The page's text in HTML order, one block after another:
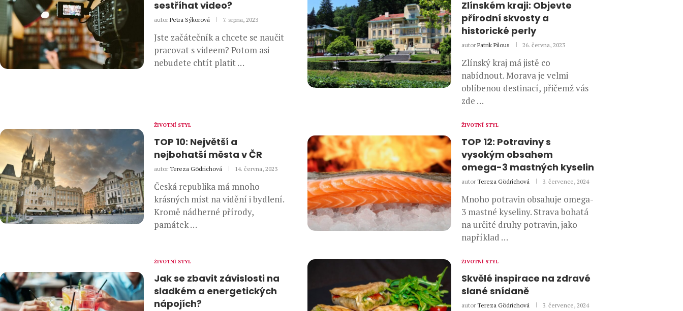
sestříhat video?
autor Petra Sýkorová 7. srpna, 2023
Jste začátečník a chcete se naučit
pracovat s videem? Potom asi
nebudete chtít platit …
Zlínském kraji: Objevte
přírodní skvosty a
historické perly
autor Patrik Pilous 26. června, 2023
Zlínský kraj má jistě co
nabídnout. Morava je velmi
oblíbenou destinací, přičemž vás
zde …
ŽIVOTNÍ STYL
TOP 10: Největší a
nejbohatší města v ČR
autor Tereza Gödrichová 14. června, 2023
Česká republika má mnoho
krásných míst na vidění i bydlení.
Kromě nádherné přírody,
památek …
ŽIVOTNÍ STYL
TOP 12: Potraviny s
vysokým obsahem
omega-3 mastných kyselin
autor Tereza Gödrichová 3. července, 2024
Mnoho potravin obsahuje omega-
3 mastné kyseliny. Strava bohatá
na určité druhy potravin, jako
například …
ŽIVOTNÍ STYL
Jak se zbavit závislosti na
sladkém a energetických
nápojích?
ŽIVOTNÍ STYL
Skvělé inspirace na zdravé
slané snídaně
autor Tereza Gödrichová 3. července, 2024